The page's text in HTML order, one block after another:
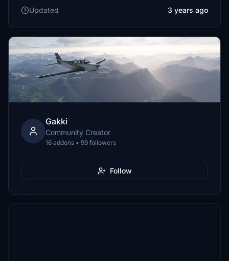
Updated
3 years ago
Gakki
Community Creator
16 addons • 99 followers
Follow